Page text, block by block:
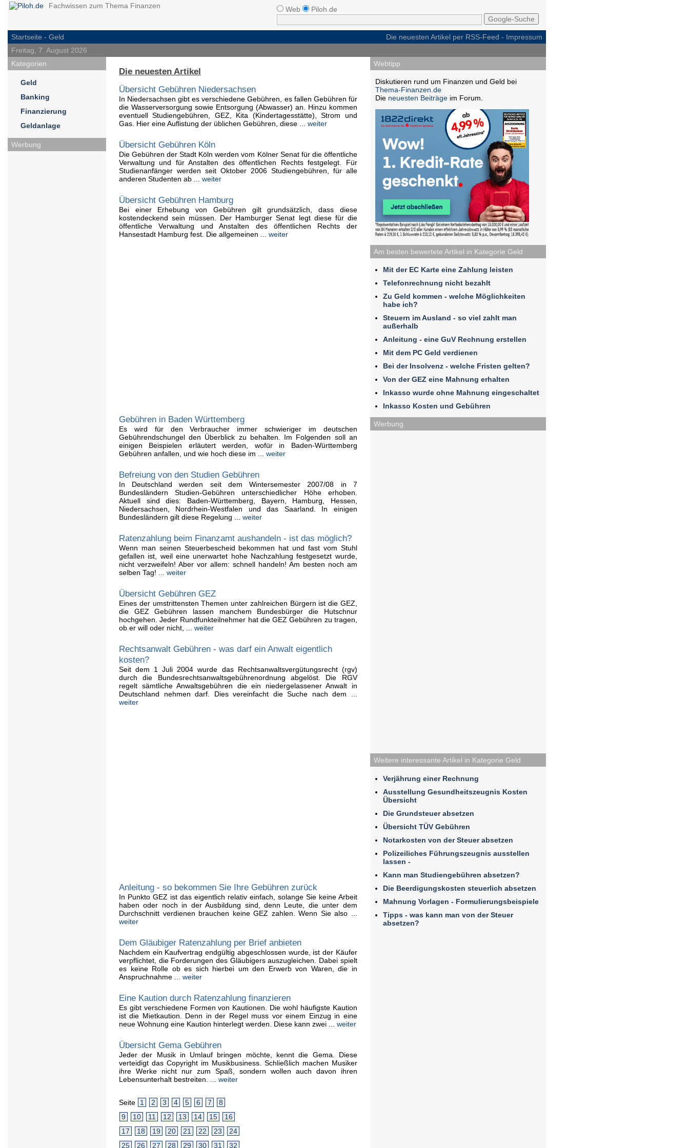
Fachwissen zum Thema Finanzen Web Piloh.de
Startseite - Geld Die neuesten Artikel per RSS-Feed - Impressum
Freitag, 7. August 2026
Kategorien
Geld
Banking
Finanzierung
Geldanlage
Werbung
Die neuesten Artikel
Übersicht Gebühren Niedersachsen
In Niedersachsen gibt es verschiedene Gebühren, es fallen Gebühren für
die Wasserversorgung sowie Entsorgung (Abwasser) an. Hinzu kommen
eventuell Studiengebühren, GEZ, Kita (Kindertagesstätte), Strom und
Gas. Hier eine Auflistung der üblichen Gebühren, diese ... weiter
Übersicht Gebühren Köln
Die Gebühren der Stadt Köln werden vom Kölner Senat für die öffentliche
Verwaltung und für Anstalten des öffentlichen Rechts festgelegt. Für
Studienanfänger werden seit Oktober 2006 Studiengebühren, für alle
anderen Studenten ab ... weiter
Übersicht Gebühren Hamburg
Bei einer Erhebung von Gebühren gilt grundsätzlich, dass diese
kostendeckend sein müssen. Der Hamburger Senat legt diese für die
öffentliche Verwaltung und Anstalten des öffentlichen Rechts der
Hansestadt Hamburg fest. Die allgemeinen ... weiter
Gebühren in Baden Württemberg
Es wird für den Verbraucher immer schwieriger im deutschen
Gebührendschungel den Überblick zu behalten. Im Folgenden soll an
einigen Beispielen erläutert werden, wofür in Baden-Württemberg
Gebühren anfallen, und wie hoch diese im ... weiter
Befreiung von den Studien Gebühren
In Deutschland werden seit dem Wintersemester 2007/08 in 7
Bundesländern Studien-Gebühren unterschiedlicher Höhe erhoben.
Aktuell sind dies: Baden-Württemberg, Bayern, Hamburg, Hessen,
Niedersachsen, Nordrhein-Westfalen und das Saarland. In einigen
Bundesländern gilt diese Regelung ... weiter
Ratenzahlung beim Finanzamt aushandeln - ist das möglich?
Wenn man seinen Steuerbescheid bekommen hat und fast vom Stuhl
gefallen ist, weil eine unerwartet hohe Nachzahlung festgesetzt wurde,
nicht verzweifeln! Aber vor allem: schnell handeln! Am besten noch am
selben Tag! ... weiter
Übersicht Gebühren GEZ
Eines der umstrittensten Themen unter zahlreichen Bürgern ist die GEZ,
die GEZ Gebühren lassen manchem Bundesbürger die Hutschnur
hochgehen. Jeder Rundfunkteilnehmer hat die GEZ Gebühren zu tragen,
ob er will oder nicht, ... weiter
Rechtsanwalt Gebühren - was darf ein Anwalt eigentlich
kosten?
Seit dem 1 Juli 2004 wurde das Rechtsanwaltsvergütungsrecht (rgv)
durch die Bundesrechtsanwaltsgebührenordnung abgelöst. Die RGV
regelt sämtliche Anwaltsgebühren die ein niedergelassener Anwalt in
Deutschland nehmen darf. Dies vereinfacht die Suche nach dem ...
weiter
Anleitung - so bekommen Sie Ihre Gebühren zurück
In Punkto GEZ ist das eigentlich relativ einfach, solange Sie keine Arbeit
haben oder noch in der Ausbildung sind, denn Leute, die unter dem
Durchschnitt verdienen brauchen keine GEZ zahlen. Wenn Sie also ...
weiter
Dem Gläubiger Ratenzahlung per Brief anbieten
Nachdem ein Kaufvertrag endgültig abgeschlossen wurde, ist der Käufer
verpflichtet, die Forderungen des Gläubigers auszugleichen. Dabei spielt
es keine Rolle ob es sich hierbei um den Erwerb von Waren, die in
Anspruchnahme ... weiter
Eine Kaution durch Ratenzahlung finanzieren
Es gibt verschiedene Formen von Kautionen. Die wohl häufigste Kaution
ist die Mietkaution. Denn in der Regel muss vor einem Einzug in eine
neue Wohnung eine Kaution hinterlegt werden. Diese kann zwei ... weiter
Übersicht Gema Gebühren
Jeder der Musik in Umlauf bringen möchte, kennt die Gema. Diese
verteidigt das Copyright im Musikbusiness. Schließlich machen Musiker
ihre Werke nicht nur zum Spaß, sondern wollen auch davon ihren
Lebensunterhalt bestreiten. ... weiter
Seite 1 2 3 4 5 6 7
8
9
10 11 12 13 14 15
16
17
18 19 20 21 22 23
24
25
26 27 28 29 30 31 32
Webtipp
Diskutieren rund um Finanzen und Geld bei
Thema-Finanzen.de
Die neuesten Beiträgeim Forum.
Am besten bewertete Artikel in Kategorie Geld
Mit der EC Karte eine Zahlung leisten
Telefonrechnung nicht bezahlt
Zu Geld kommen - welche Möglichkeiten
habe ich?
Steuern im Ausland - so viel zahlt man
außerhalb
Anleitung - eine GuV Rechnung erstellen
Mit dem PC Geld verdienen
Bei der Insolvenz - welche Fristen gelten?
Von der GEZ eine Mahnung erhalten
Inkasso wurde ohne Mahnung eingeschaltet
Inkasso Kosten und Gebühren
Werbung
Weitere interessante Artikel in Kategorie Geld
Verjährung einer Rechnung
Ausstellung Gesundheitszeugnis Kosten
Übersicht
Die Grundsteuer absetzen
Übersicht TÜV Gebühren
Notarkosten von der Steuer absetzen
Polizeiliches Führungszeugnis ausstellen
lassen -
Kann man Studiengebühren absetzen?
Die Beerdigungskosten steuerlich absetzen
Mahnung Vorlagen - Formulierungsbeispiele
Tipps - was kann man von der Steuer
absetzen?